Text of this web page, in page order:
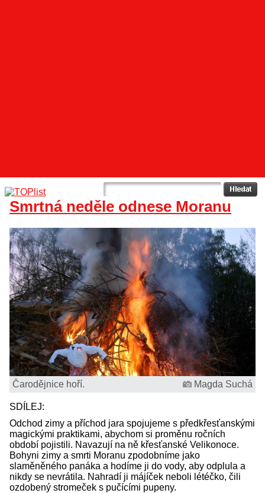
Smrtná neděle odnese Moranu
Čarodějnice hoří. Magda Suchá
SDÍLEJ:
Odchod zimy a příchod jara spojujeme s předkřesťanskými
magickými praktikami, abychom si proměnu ročních
období pojistili. Navazují na ně křesťanské Velikonoce.
Bohyni zimy a smrti Moranu zpodobníme jako
slaměněného panáka a hodíme ji do vody, aby odplula a
nikdy se nevrátila. Nahradí ji májíček neboli létéčko, čili
ozdobený stromeček s pučícími pupeny.